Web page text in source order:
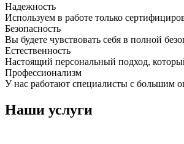
Надежность
Используем в работе только
Безопасность
Вы будете чувствовать себя в полной
Естественность
Настоящий персональный подход,
Профессионализм
У нас работают специалисты с большим
Наши услуги